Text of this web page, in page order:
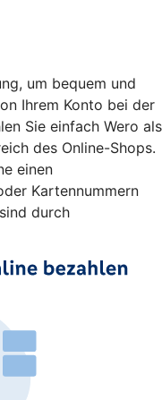
um bequem und
Ihrem Konto bei der
Sie einfach Wero als
des Online-Shops.
einen
Kartennummern
durch